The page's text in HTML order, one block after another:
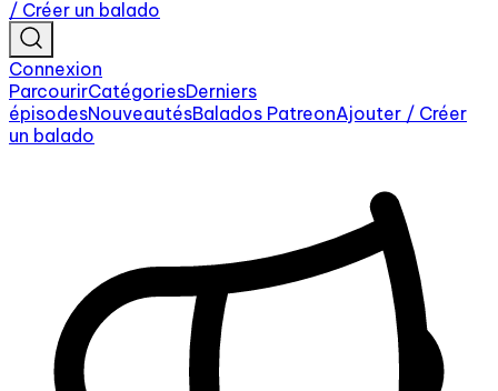
/ Créer un balado
Connexion
ParcourirCatégoriesDerniers
épisodesNouveautésBalados PatreonAjouter / Créer
un balado